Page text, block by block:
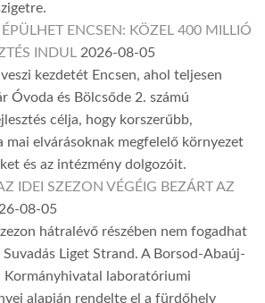
ENCSEN: KÖZEL 400 MILLIÓ
INDUL 2026-08-05
kezdetét Encsen, ahol teljesen
Óvoda és Bölcsőde 2. számú
célja, hogy korszerűbb,
mai elvárásoknak megfelelő környezet
és az intézmény dolgozóit.
IDEI SZEZON VÉGÉIG BEZÁRT AZ
08-05
hátralévő részében nem fogadhat
Liget Strand. A Borsod-Abaúj-
Kormányhivatal laboratóriumi
alapján rendelte el a fürdőhely